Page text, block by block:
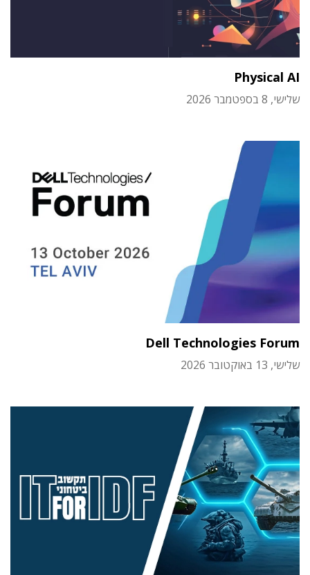
Physical AI
שלישי, 8 בספטמבר 2026
Dell Technologies Forum
שלישי, 13 באוקטובר 2026